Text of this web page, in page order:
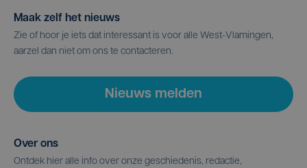
Maak zelf het nieuws
Zie of hoor je iets dat interessant is voor alle West-Vlamingen,
aarzel dan niet om ons te contacteren.
Nieuws melden
Over ons
Ontdek hier alle info over onze geschiedenis, redactie,